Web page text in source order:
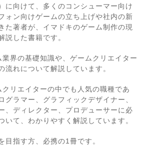
に向けて、多くのコンシューマー向け
ォン向けゲームの立ち上げや社内の新
た著者が、イマドキのゲーム制作の現
説した書籍です。
界の基礎知識や、ゲームクリエイター
流れについて解説しています。
リエイターの中でも人気の職種であ
グラマー、グラフィックデザイナー、
、ディレクター、プロデューサーに必
いて、わかりやすく解説しています。
目指す方、必携の1冊です。